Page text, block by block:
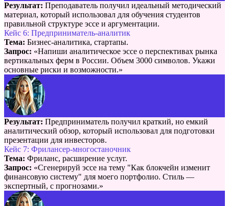
Результат: Преподаватель получил идеальный методический
материал, который использовал для обучения студентов
правильной структуре эссе и аргументации.
Кейс 6: Предприниматель-аналитик
Тема: Бизнес-аналитика, стартапы.
Запрос: «Напиши аналитическое эссе о перспективах рынка
вертикальных ферм в России. Объем 3000 символов. Укажи
основные риски и возможности.»
Результат: Предприниматель получил краткий, но емкий
аналитический обзор, который использовал для подготовки
презентации для инвесторов.
Кейс 7: Фрилансер-многостаночник
Тема: Фриланс, расширение услуг.
Запрос: «Сгенерируй эссе на тему "Как блокчейн изменит
финансовую систему" для моего портфолио. Стиль —
экспертный, с прогнозами.»